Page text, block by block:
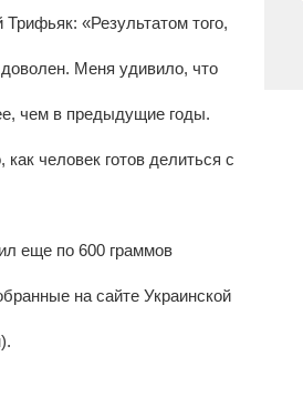
«Результатом того,
Меня удивило, что
чем в предыдущие годы.
человек готов делиться с
еще по 600 граммов
на сайте Украинской